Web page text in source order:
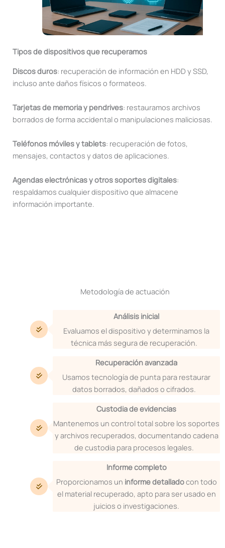
Tipos de dispositivos que recuperamos
Discos duros: recuperación de información en HDD y SSD,
incluso ante daños físicos o formateos.
Tarjetas de memoria y pendrives: restauramos archivos
borrados de forma accidental o manipulaciones maliciosas.
Teléfonos móviles y tablets: recuperación de fotos,
mensajes, contactos y datos de aplicaciones.
Agendas electrónicas y otros soportes digitales:
respaldamos cualquier dispositivo que almacene
información importante.
Metodología de actuación
Análisis inicial
Evaluamos el dispositivo y determinamos la
técnica más segura de recuperación.
Recuperación avanzada
Usamos tecnología de punta para restaurar
datos borrados, dañados o cifrados.
Custodia de evidencias
Mantenemos un control total sobre los soportes
y archivos recuperados, documentando cadena
de custodia para procesos legales.
Informe completo
Proporcionamos un informe detalladocon todo
el material recuperado, apto para ser usado en
juicios o investigaciones.